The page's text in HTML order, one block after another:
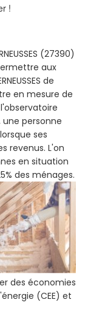
!
(27390)
aux
de
en mesure de
personne
ses
revenus. L'on
en situation
des ménages.
des économies
(CEE) et